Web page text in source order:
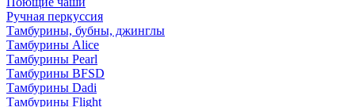
Ручная перкуссия
Тамбурины, бубны, джинглы
Тамбурины Alice
Тамбурины Pearl
Тамбурины BFSD
Тамбурины Dadi
Тамбурины Flight